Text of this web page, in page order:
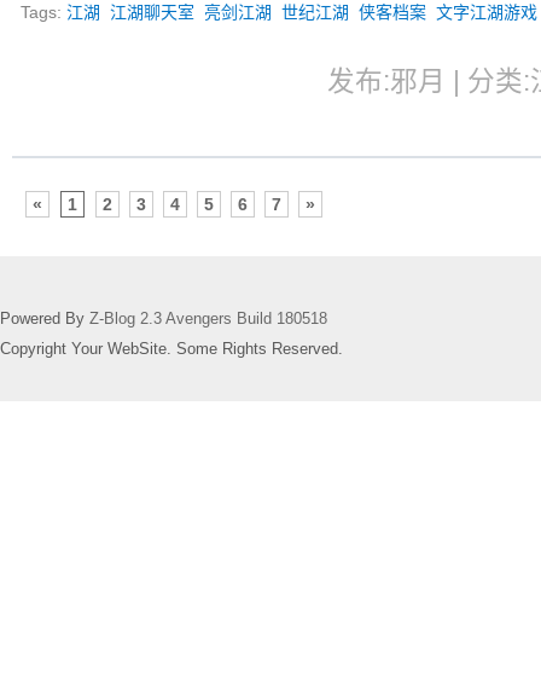
Tags:江湖 江湖聊天室 亮剑江湖 世纪江湖 侠客档案 文字江湖游戏
发布:邪月 | 分类:
« 1 2 3 4 5 6 7 »
Powered By Z-Blog 2.3 Avengers Build 180518
Copyright Your WebSite. Some Rights Reserved.